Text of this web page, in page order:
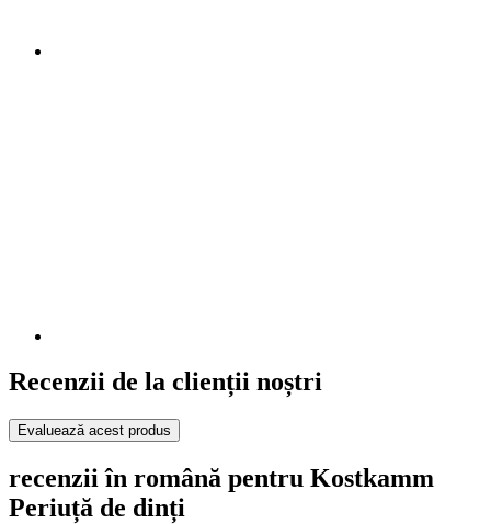
Recenzii de la clienții noștri
Evaluează acest produs
recenzii în română pentru Kostkamm
Periuță de dinți